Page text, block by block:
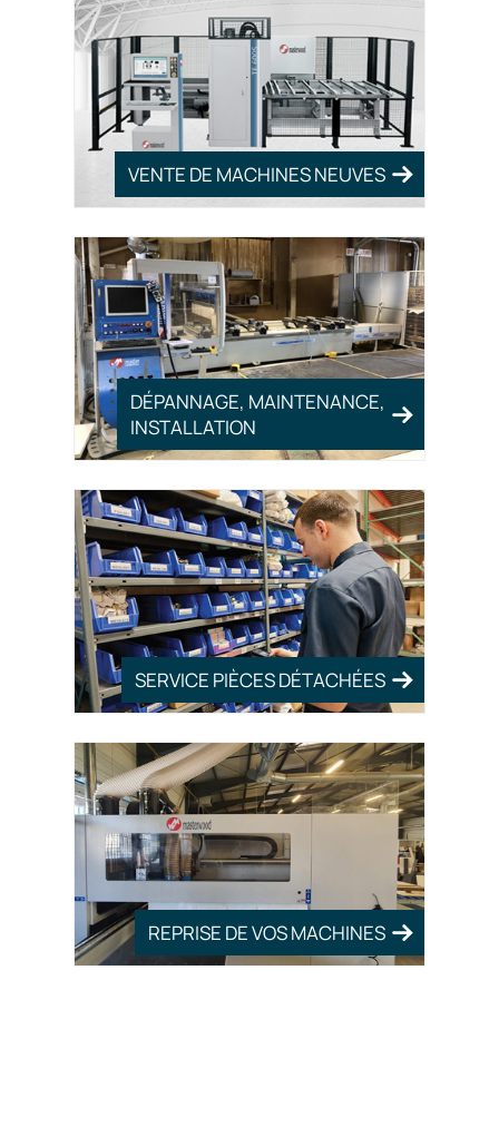
VENTE DE MACHINES NEUVES
DÉPANNAGE, MAINTENANCE,
INSTALLATION
SERVICE PIÈCES DÉTACHÉES
REPRISE DE VOS MACHINES